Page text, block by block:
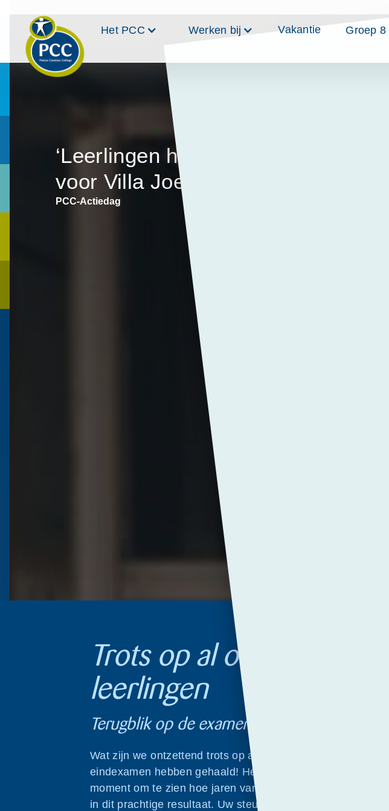
Het PCC Werken bij Vakantie Groep 8
‘Leerlingen halen 30.000 euro op
voor Villa Joep’
PCC-Actiedag
Trots op al onze
leerlingen
Terugblik op de examentijd
Wat zijn we ontzettend trots op al onze leerlingen die hun
eindexamen hebben gehaald! Het is altijd een bijzonder
moment om te zien hoe jaren van hard werken samenkomen
in dit prachtige resultaat. Uw steun, aanmoediging en